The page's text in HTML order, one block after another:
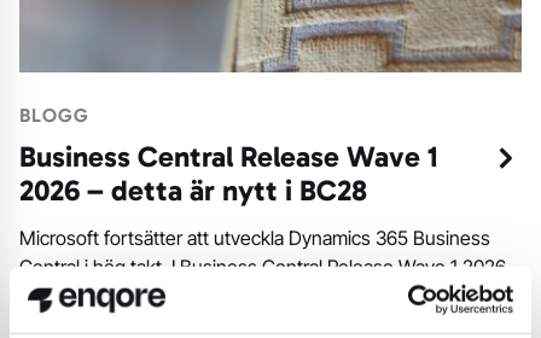
BLOGG
Business Central Release Wave 1
2026 – detta är nytt i BC28
Microsoft fortsätter att utveckla Dynamics 365 Business
Central i hög takt. I Business Central Release Wave 1 2026
(BC28)...